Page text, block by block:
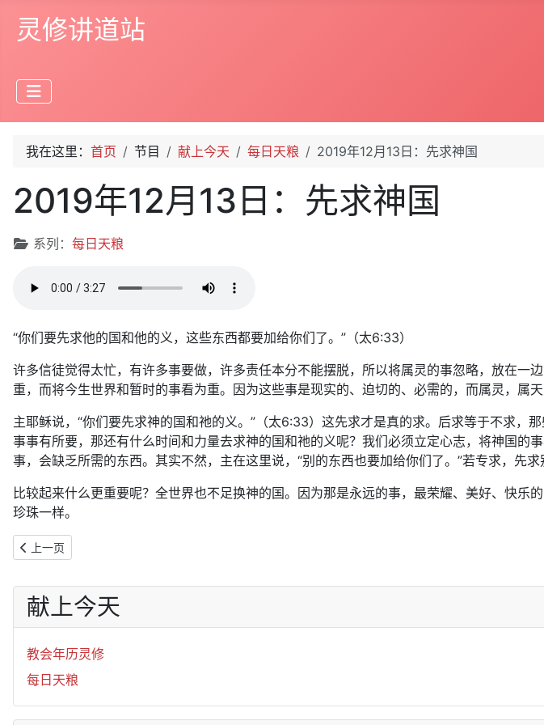
灵修讲道站
我在这里： 首页 节目 献上今天 每日天粮 2019年12月13日：先求神国
2019年12月13日：先求神国
文章信息
系列： 每日天粮
“你们要先求他的国和他的义，这些东西都要加给你们了。”（太6:33）
许多信徒觉得太忙，有许多事要做，许多责任本分不能摆脱，所以将属灵的事忽略，放在
重，而将今生世界和暂时的事看为重。因为这些事是现实的、迫切的、必需的，而属灵，属
主耶稣说，“你们要先求神的国和祂的义。”（太6:33）这先求才是真的求。后求等于不求，
事事有所要，那还有什么时间和力量去求神的国和祂的义呢？我们必须立定心志，将神国
事，会缺乏所需的东西。其实不然，主在这里说，“别的东西也要加给你们了。”若专求，先求
比较起来什么更重要呢？全世界也不足换神的国。因为那是永远的事，最荣耀、美好、快
珍珠一样。
上一篇文章: 2019年12月14日：事神作王
上一页
献上今天
教会年历灵修
每日天粮